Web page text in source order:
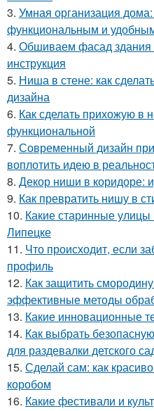
3. Умная организация дома:
функциональным и
4. Обшиваем фасад
инструкция
5. Ниша в стене: как
дизайна
6. Как сделать прихожую в
функциональной
7. Современный дизайн
воплотить идею в
8. Декор ниши в коридоре:
9. Как превратить нишу в
10. Какие старинные
Липецке
11. Что происходит, если
профиль
12. Как защитить
эффективные методы
13. Какие инновационные
14. Как выбрать
для раздевалки детского
15. Сделай сам: как
коробом
16. Какие фестивали и